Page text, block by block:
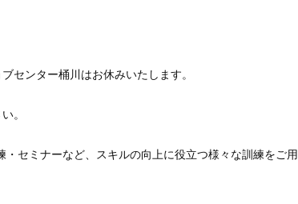
センター桶川はお休みいたします。
。
・セミナーなど、スキルの向上に役立つ様々な訓練をご用